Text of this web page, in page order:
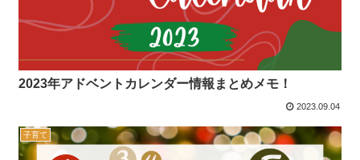
2023年アドベントカレンダー情報まとめメモ！
2023.09.04
子育て